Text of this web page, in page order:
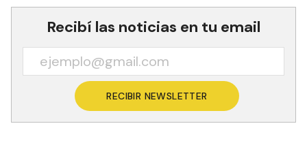
Recibí las noticias en tu email
RECIBIR NEWSLETTER